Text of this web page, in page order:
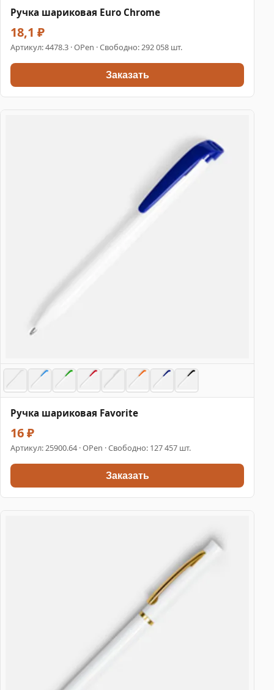
Ручка шариковая Euro Chrome
18,1 ₽
Артикул:4478.3 · OPen · Свободно: 292 058 шт.
Заказать
Ручка шариковая Favorite
16 ₽
Артикул:25900.64 · OPen · Свободно: 127 457 шт.
Заказать